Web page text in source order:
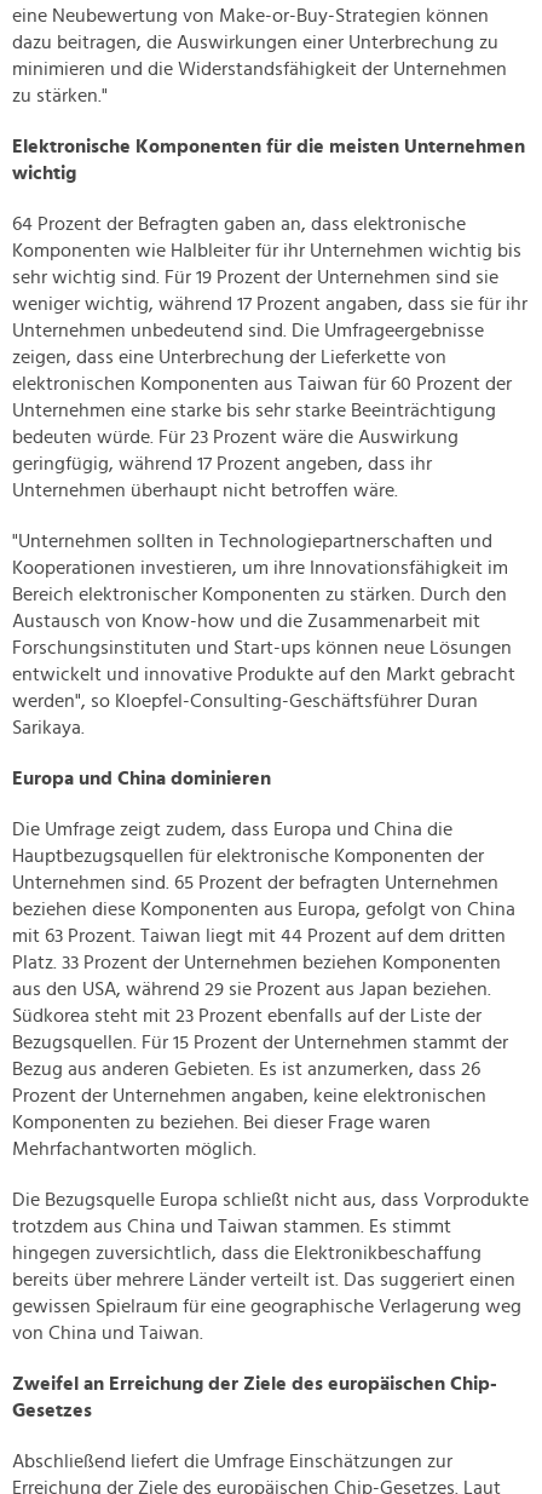
eine Neubewertung von Make-or-Buy-Strategien können
dazu beitragen, die Auswirkungen einer Unterbrechung zu
minimieren und die Widerstandsfähigkeit der Unternehmen
zu stärken."
Elektronische Komponenten für die meisten Unternehmen
wichtig
64 Prozent der Befragten gaben an, dass elektronische
Komponenten wie Halbleiter für ihr Unternehmen wichtig bis
sehr wichtig sind. Für 19 Prozent der Unternehmen sind sie
weniger wichtig, während 17 Prozent angaben, dass sie für ihr
Unternehmen unbedeutend sind. Die Umfrageergebnisse
zeigen, dass eine Unterbrechung der Lieferkette von
elektronischen Komponenten aus Taiwan für 60 Prozent der
Unternehmen eine starke bis sehr starke Beeinträchtigung
bedeuten würde. Für 23 Prozent wäre die Auswirkung
geringfügig, während 17 Prozent angeben, dass ihr
Unternehmen überhaupt nicht betroffen wäre.
"Unternehmen sollten in Technologiepartnerschaften und
Kooperationen investieren, um ihre Innovationsfähigkeit im
Bereich elektronischer Komponenten zu stärken. Durch den
Austausch von Know-how und die Zusammenarbeit mit
Forschungsinstituten und Start-ups können neue Lösungen
entwickelt und innovative Produkte auf den Markt gebracht
werden", so Kloepfel-Consulting-Geschäftsführer Duran
Sarikaya.
Europa und China dominieren
Die Umfrage zeigt zudem, dass Europa und China die
Hauptbezugsquellen für elektronische Komponenten der
Unternehmen sind. 65 Prozent der befragten Unternehmen
beziehen diese Komponenten aus Europa, gefolgt von China
mit 63 Prozent. Taiwan liegt mit 44 Prozent auf dem dritten
Platz. 33 Prozent der Unternehmen beziehen Komponenten
aus den USA, während 29 sie Prozent aus Japan beziehen.
Südkorea steht mit 23 Prozent ebenfalls auf der Liste der
Bezugsquellen. Für 15 Prozent der Unternehmen stammt der
Bezug aus anderen Gebieten. Es ist anzumerken, dass 26
Prozent der Unternehmen angaben, keine elektronischen
Komponenten zu beziehen. Bei dieser Frage waren
Mehrfachantworten möglich.
Die Bezugsquelle Europa schließt nicht aus, dass Vorprodukte
trotzdem aus China und Taiwan stammen. Es stimmt
hingegen zuversichtlich, dass die Elektronikbeschaffung
bereits über mehrere Länder verteilt ist. Das suggeriert einen
gewissen Spielraum für eine geographische Verlagerung weg
von China und Taiwan.
Zweifel an Erreichung der Ziele des europäischen Chip-
Gesetzes
Abschließend liefert die Umfrage Einschätzungen zur
Erreichung der Ziele des europäischen Chip-Gesetzes. Laut